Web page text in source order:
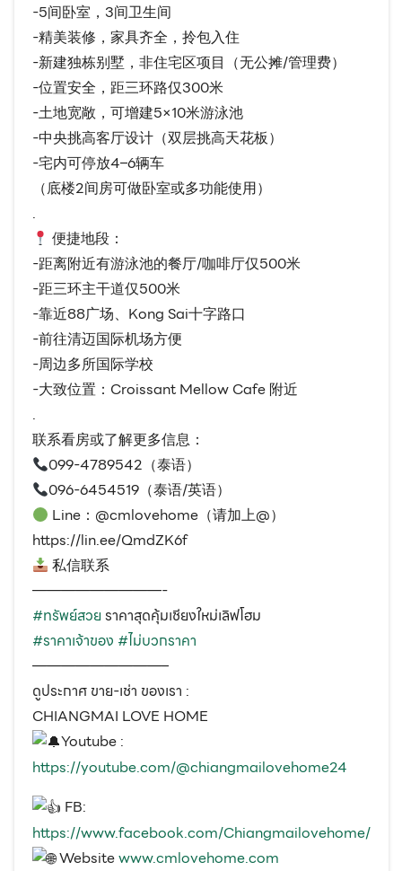
-5间卧室，3间卫生间
-精美装修，家具齐全，拎包入住
-新建独栋别墅，非住宅区项目（无公摊/管理费）
-位置安全，距三环路仅300米
-土地宽敞，可增建5×10米游泳池
-中央挑高客厅设计（双层挑高天花板）
-宅内可停放4–6辆车
（底楼2间房可做卧室或多功能使用）
.
便捷地段：
-距离附近有游泳池的餐厅/咖啡厅仅500米
-距三环主干道仅500米
-靠近88广场、Kong Sai十字路口
-前往清迈国际机场方便
-周边多所国际学校
-大致位置：Croissant Mellow Cafe 附近
.
联系看房或了解更多信息：
099-4789542（泰语）
096-6454519（泰语/英语）
Line：@cmlovehome（请加上@）
https://lin.ee/QmdZK6f
私信联系
—————————-
#ทรัพย์สวย ราคาสุดคุ้มเชียงใหม่เลิฟโฮม
#ราคาเจ้าของ #ไม่บวกราคา
—————————–
ดูประกาศ ขาย-เช่า ของเรา :
CHIANGMAI LOVE HOME
Youtube :
https://youtube.com/@chiangmailovehome24
FB:
https://www.facebook.com/Chiangmailovehome/
Websitewww.cmlovehome.com